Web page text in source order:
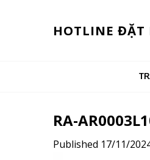
HOTLINE ĐẶT
RA-
Published 17/11/